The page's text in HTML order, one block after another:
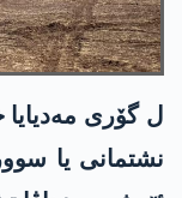
ل گۆری مەدیایا
نشتمانی یا